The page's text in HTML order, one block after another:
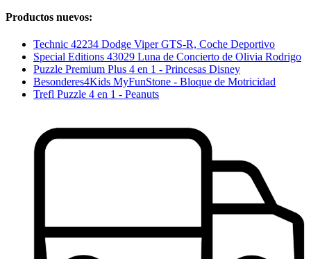
Productos nuevos:
Technic 42234 Dodge Viper GTS-R, Coche Deportivo
Special Editions 43029 Luna de Concierto de Olivia Rodrigo
Puzzle Premium Plus 4 en 1 - Princesas Disney
Besonderes4Kids MyFunStone - Bloque de Motricidad
Trefl Puzzle 4 en 1 - Peanuts